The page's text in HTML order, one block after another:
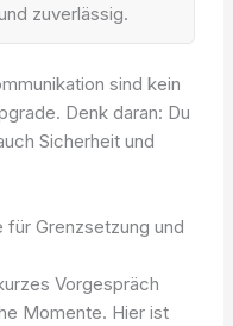
zuverlässig.
sind kein
Denk daran: Du
Sicherheit und
für Grenzsetzung und
Vorgespräch
Momente. Hier ist